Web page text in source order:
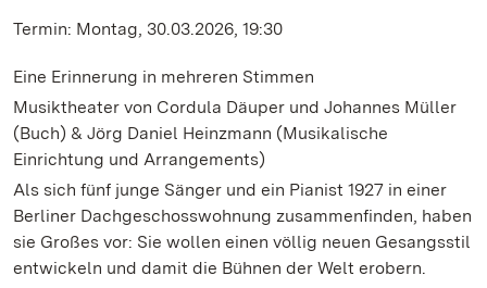
Termin: Montag, 30.03.2026, 19:30
Eine Erinnerung in mehreren Stimmen
Musiktheater von Cordula Däuper und Johannes Müller
(Buch) & Jörg Daniel Heinzmann (Musikalische
Einrichtung und Arrangements)
Als sich fünf junge Sänger und ein Pianist 1927 in einer
Berliner Dachgeschosswohnung zusammenfinden, haben
sie Großes vor: Sie wollen einen völlig neuen Gesangsstil
entwickeln und damit die Bühnen der Welt erobern.